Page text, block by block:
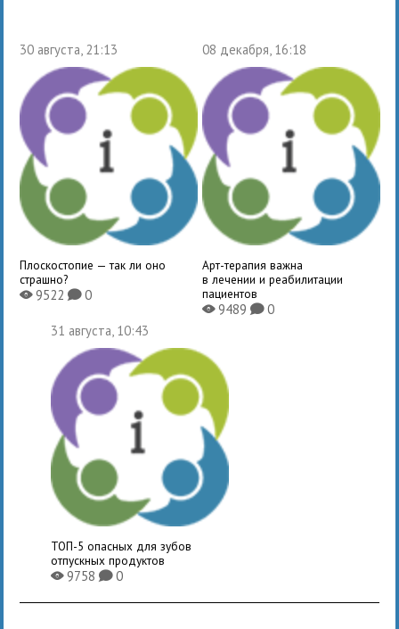
30 августа, 21:13
Плоскостопие — так ли оно
страшно?
X9522K0
08 декабря, 16:18
Арт-терапия важна
в лечении и реабилитации
пациентов
X9489 K0
31 августа, 10:43
ТОП-5 опасных для зубов
отпускных продуктов
X9758K0